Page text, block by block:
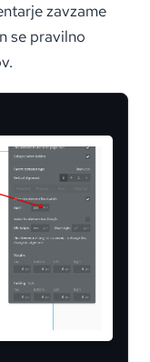
zavzame
se pravilno